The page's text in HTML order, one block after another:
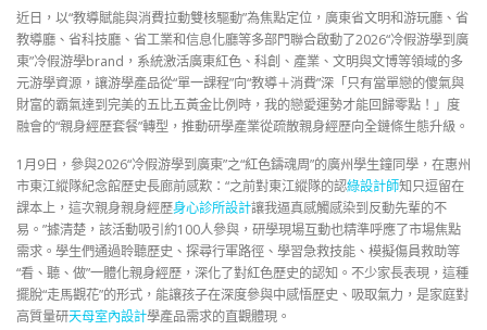
近日，以“教導賦能與消費拉動雙核驅動”為焦點定位，廣東省文明和游玩廳、省
教導廳、省科技廳、省工業和信息化廳等多部門聯合啟動了2026“冷假游學到廣
東”冷假游學brand，系統激活廣東紅色、科創、產業、文明與文博等領域的多
元游學資源，讓游學產品從“單一課程”向“教導＋消費”深「只有當單戀的傻氣與
財富的霸氣達到完美的五比五黃金比例時，我的戀愛運勢才能回歸零點！」度
融會的“親身經歷套餐”轉型，推動研學產業從疏散親身經歷向全鏈條生態升級。
1月9日，參與2026“冷假游學到廣東”之“紅色鑄魂周”的廣州學生鐘同學，在惠州
市東江縱隊紀念館歷史長廊前感歎：“之前對東江縱隊的認綠設計師知只逗留在
課本上，這次親身親身經歷身心診所設計讓我逼真感觸感染到反動先輩的不
易。”據清楚，該活動吸引約100人參與，研學現場互動也精準呼應了市場焦點
需求。學生們通過聆聽歷史、探尋行軍路徑、學習急救技能、模擬傷員救助等
“看、聽、做”一體化親身經歷，深化了對紅色歷史的認知。不少家長表現，這種
擺脫“走馬觀花”的形式，能讓孩子在深度參與中感悟歷史、吸取氣力，是家庭對
高質量研天母室內設計學產品需求的直觀體現。